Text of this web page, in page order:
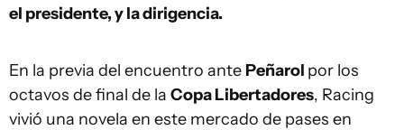
el presidente, y la dirigencia.
En la previa del encuentro ante Peñarol por los
octavos de final de la Copa Libertadores, Racing
vivió una novela en este mercado de pases en